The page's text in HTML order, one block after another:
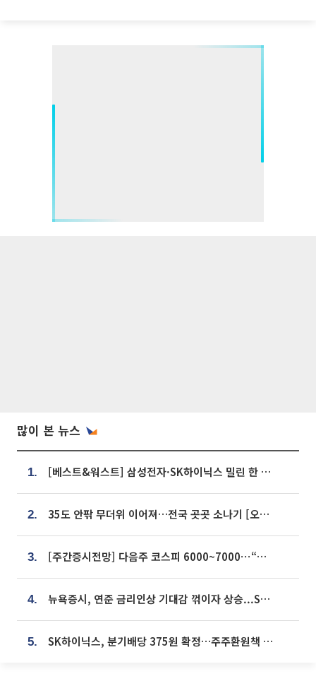
많이 본 뉴스
1. [베스트&워스트] 삼성전자·SK하이닉스 밀린 한 주…상상인증권은 85% 급등
2. 35도 안팎 무더위 이어져…전국 곳곳 소나기 [오늘 날씨]
3. [주간증시전망] 다음주 코스피 6000~7000⋯“外人 수급은 정책이 변수”
4. 뉴욕증시, 연준 금리인상 기대감 꺾이자 상승...S&P500 사상 최고치 [종합]
5. SK하이닉스, 분기배당 375원 확정…주주환원책 9월로 앞당겨 발표